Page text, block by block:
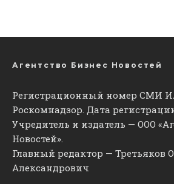
Агентство Бизнес Новостей
Регистрационный номер СМИ
Роскомнадзор. Дата регистрации
Учредитель и издатель — ООО
Новостей».
Главный редактор — Третьяков
Александрович